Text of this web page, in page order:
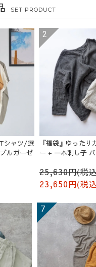
SET PRODUCT
Tシャツ/選
ルガーゼ
『福袋』ゆった
ー + 一本刺し子
25,630円(税
23,650円(税